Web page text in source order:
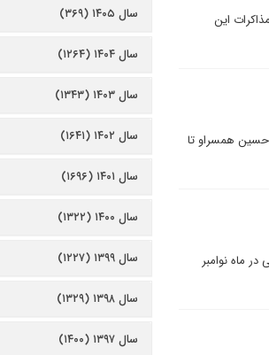
این
حسين همسراو تا
ماه نوامبر
سال ۱۴۰۵ (۳۶۹)
سال ۱۴۰۴ (۱۲۶۴)
سال ۱۴۰۳ (۱۳۴۳)
سال ۱۴۰۲ (۱۶۴۱)
سال ۱۴۰۱ (۱۶۹۶)
سال ۱۴۰۰ (۱۳۲۲)
سال ۱۳۹۹ (۱۲۲۷)
سال ۱۳۹۸ (۱۳۲۹)
سال ۱۳۹۷ (۱۴۰۰)